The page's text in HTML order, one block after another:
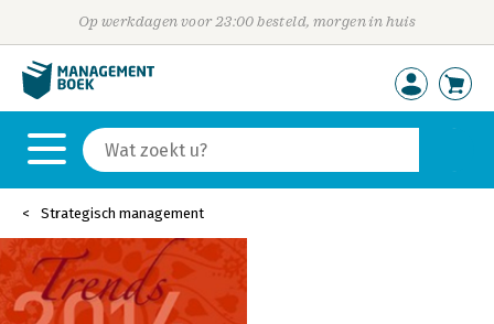
Op werkdagen voor 23:00 besteld, morgen in huis
Strategisch management